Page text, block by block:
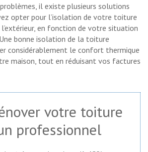
il existe plusieurs solutions
opter pour l’isolation de votre toiture
l’extérieur, en fonction de votre situation
bonne isolation de la toiture
considérablement le confort thermique
maison, tout en réduisant vos factures
votre toiture
professionnel